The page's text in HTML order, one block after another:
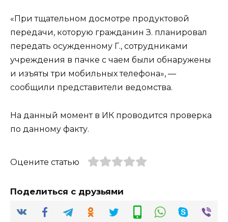
«При тщательном досмотре продуктовой
передачи, которую гражданин З. планировал
передать осужденному Г., сотрудниками
учреждения в пачке с чаем были обнаружены
и изъяты три мобильных телефона», —
сообщили представители ведомства.
На данный момент в ИК проводится проверка
по данному факту.
Оцените статью
Поделиться с друзьями